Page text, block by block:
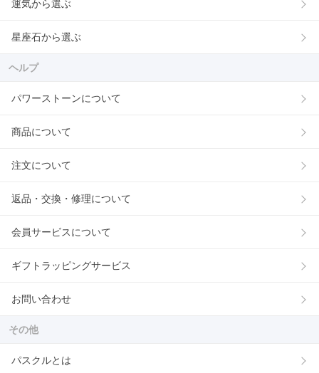
運気から選ぶ
星座石から選ぶ
ヘルプ
パワーストーンについて
商品について
注文について
返品・交換・修理について
会員サービスについて
ギフトラッピングサービス
お問い合わせ
その他
パスクルとは